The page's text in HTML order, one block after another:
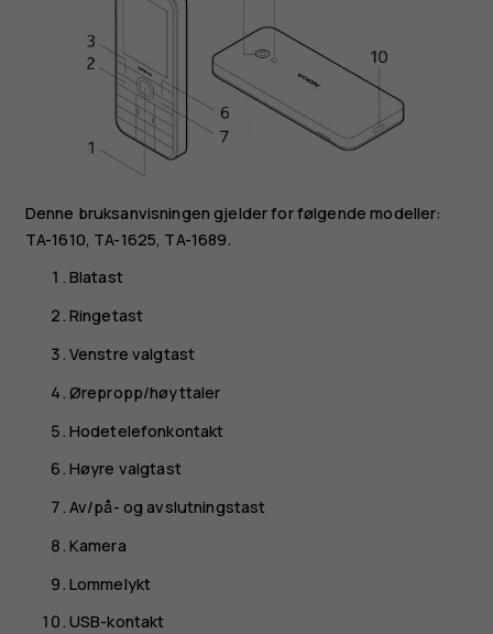
Denne bruksanvisningen gjelder for følgende modeller:
TA-1610, TA-1625, TA-1689.
Blatast
Ringetast
Venstre valgtast
Ørepropp/høyttaler
Hodetelefonkontakt
Høyre valgtast
Av/på- og avslutningstast
Kamera
Lommelykt
USB-kontakt